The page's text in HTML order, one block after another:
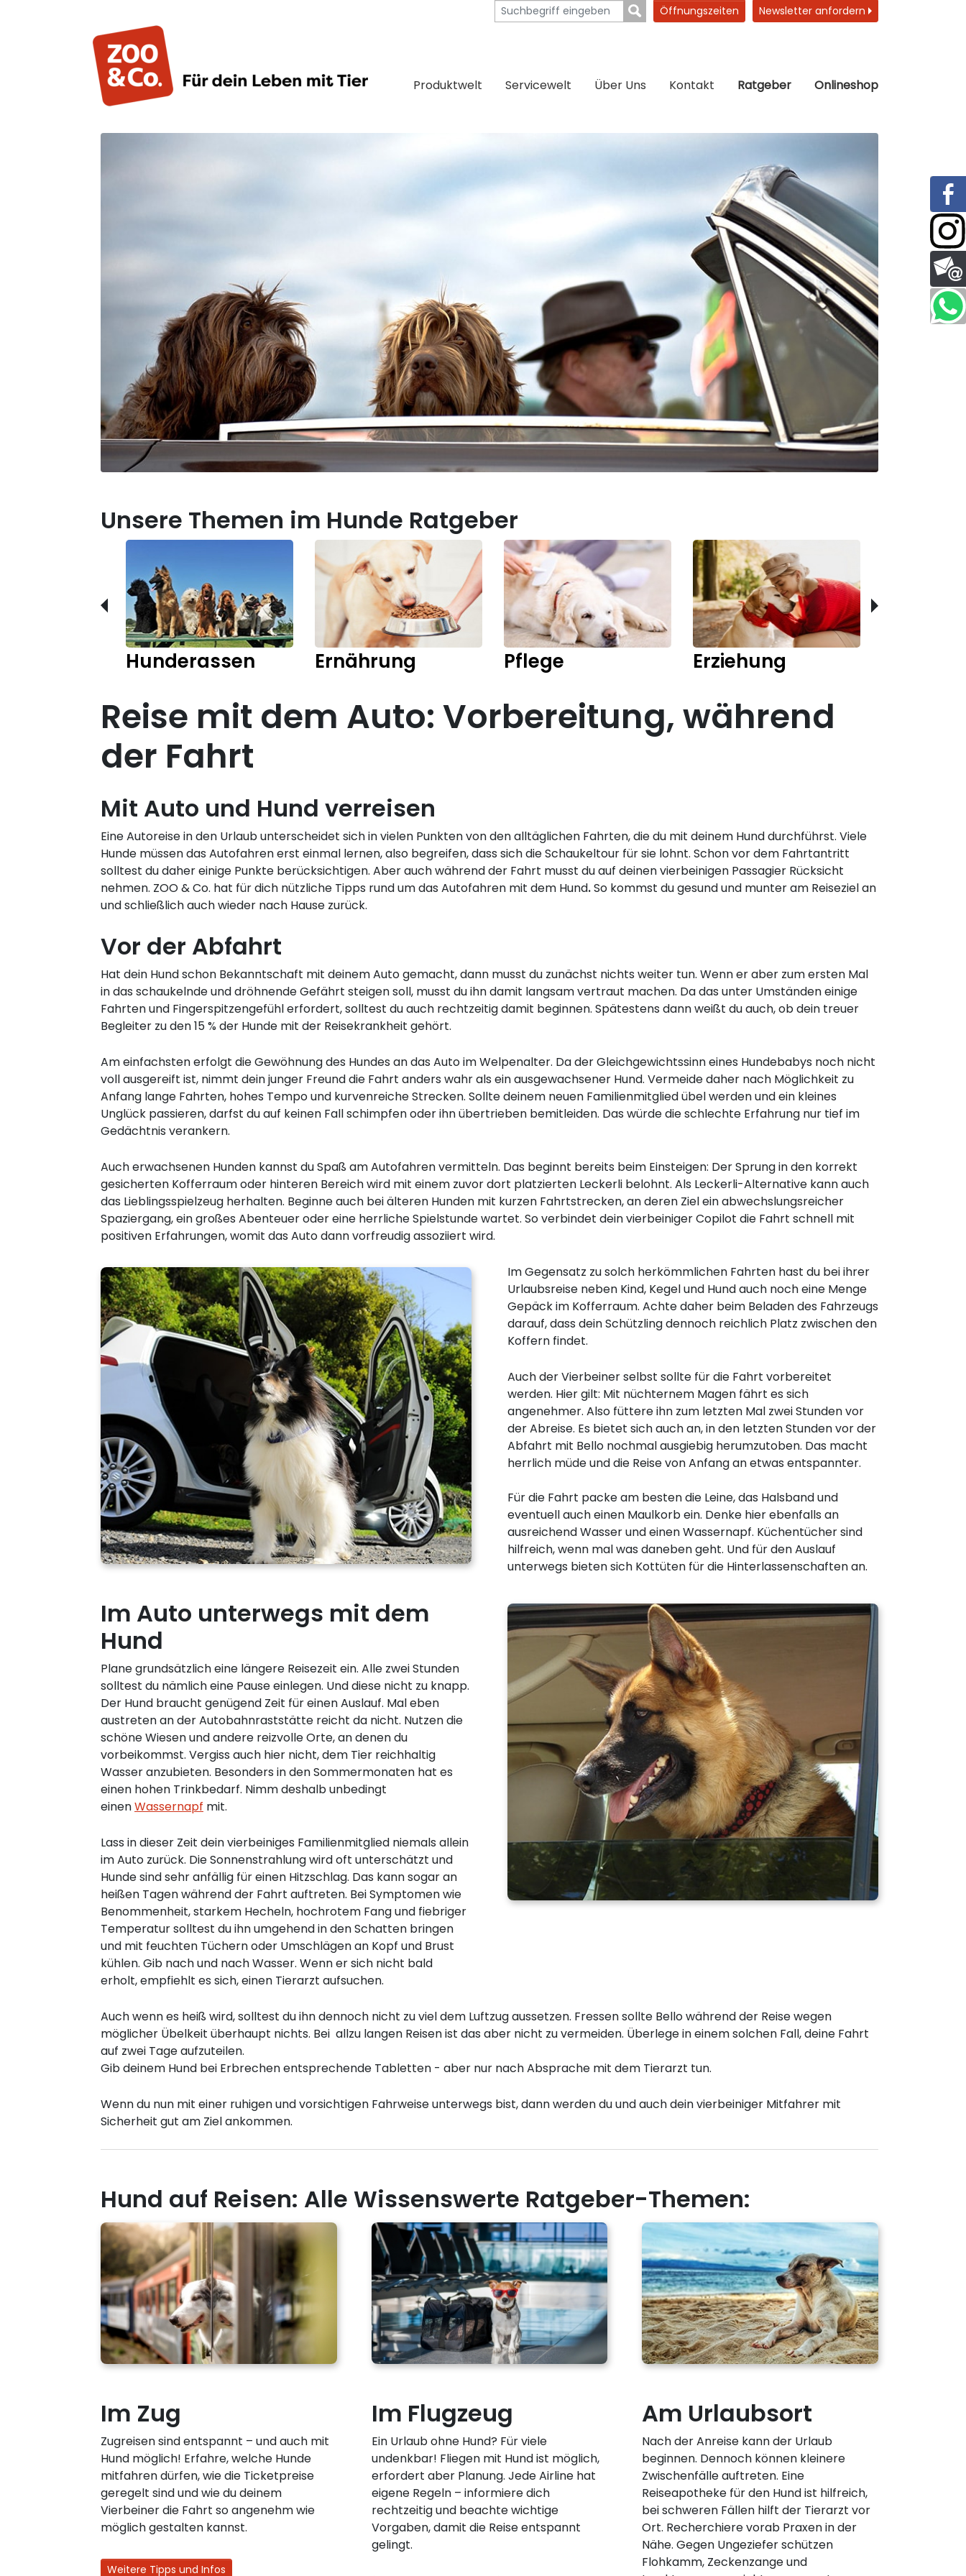
Öffnungszeiten Newsletter anfordern
Produktwelt Servicewelt Über Uns Kontakt Ratgeber Onlineshop
Unsere Themen im Hunde Ratgeber
Hunderassen Ernährung Pflege Erziehung
Reise mit dem Auto: Vorbereitung, während
der Fahrt
Mit Auto und Hund verreisen
Eine Autoreise in den Urlaub unterscheidet sich in vielen Punkten von den alltäglichen Fahrten, die du mit deinem Hund durchführst. Viele
Hunde müssen das Autofahren erst einmal lernen, also begreifen, dass sich die Schaukeltour für sie lohnt. Schon vor dem Fahrtantritt
solltest du daher einige Punkte berücksichtigen. Aber auch während der Fahrt musst du auf deinen vierbeinigen Passagier Rücksicht
nehmen. ZOO & Co. hat für dich nützliche Tipps rund um das Autofahren mit dem Hund.So kommst du gesund und munter am Reiseziel an
und schließlich auch wieder nach Hause zurück.
Vor der Abfahrt
Hat dein Hund schon Bekanntschaft mit deinem Auto gemacht, dann musst du zunächst nichts weiter tun. Wenn er aber zum ersten Mal
in das schaukelnde und dröhnende Gefährt steigen soll, musst du ihn damit langsam vertraut machen. Da das unter Umständen einige
Fahrten und Fingerspitzengefühl erfordert, solltest du auch rechtzeitig damit beginnen. Spätestens dann weißt du auch, ob dein treuer
Begleiter zu den 15 % der Hunde mit der Reisekrankheit gehört.
Am einfachsten erfolgt die Gewöhnung des Hundes an das Auto im Welpenalter. Da der Gleichgewichtssinn eines Hundebabys noch nicht
voll ausgereift ist, nimmt dein junger Freund die Fahrt anders wahr als ein ausgewachsener Hund. Vermeide daher nach Möglichkeit zu
Anfang lange Fahrten, hohes Tempo und kurvenreiche Strecken. Sollte deinem neuen Familienmitglied übel werden und ein kleines
Unglück passieren, darfst du auf keinen Fall schimpfen oder ihn übertrieben bemitleiden. Das würde die schlechte Erfahrung nur tief im
Gedächtnis verankern.
Auch erwachsenen Hunden kannst du Spaß am Autofahren vermitteln. Das beginnt bereits beim Einsteigen: Der Sprung in den korrekt
gesicherten Kofferraum oder hinteren Bereich wird mit einem zuvor dort platzierten Leckerli belohnt. Als Leckerli-Alternative kann auch
das Lieblingsspielzeug herhalten. Beginne auch bei älteren Hunden mit kurzen Fahrtstrecken, an deren Ziel ein abwechslungsreicher
Spaziergang, ein großes Abenteuer oder eine herrliche Spielstunde wartet. So verbindet dein vierbeiniger Copilot die Fahrt schnell mit
positiven Erfahrungen, womit das Auto dann vorfreudig assoziiert wird.
Im Gegensatz zu solch herkömmlichen Fahrten hast du bei ihrer
Urlaubsreise neben Kind, Kegel und Hund auch noch eine Menge
Gepäck im Kofferraum. Achte daher beim Beladen des Fahrzeugs
darauf, dass dein Schützling dennoch reichlich Platz zwischen den
Koffern findet.
Auch der Vierbeiner selbst sollte für die Fahrt vorbereitet
werden. Hier gilt: Mit nüchternem Magen fährt es sich
angenehmer. Also füttere ihn zum letzten Mal zwei Stunden vor
der Abreise. Es bietet sich auch an, in den letzten Stunden vor der
Abfahrt mit Bello nochmal ausgiebig herumzutoben. Das macht
herrlich müde und die Reise von Anfang an etwas entspannter.
Für die Fahrt packe am besten die Leine, das Halsband und
eventuell auch einen Maulkorb ein. Denke hier ebenfalls an
ausreichend Wasser und einen Wassernapf. Küchentücher sind
hilfreich, wenn mal was daneben geht. Und für den Auslauf
unterwegs bieten sich Kottüten für die Hinterlassenschaften an.
Im Auto unterwegs mit dem
Hund
Plane grundsätzlich eine längere Reisezeit ein. Alle zwei Stunden
solltest du nämlich eine Pause einlegen. Und diese nicht zu knapp.
Der Hund braucht genügend Zeit für einen Auslauf. Mal eben
austreten an der Autobahnraststätte reicht da nicht. Nutzen die
schöne Wiesen und andere reizvolle Orte, an denen du
vorbeikommst. Vergiss auch hier nicht, dem Tier reichhaltig
Wasser anzubieten. Besonders in den Sommermonaten hat es
einen hohen Trinkbedarf. Nimm deshalb unbedingt
einenWassernapf mit.
Lass in dieser Zeit dein vierbeiniges Familienmitglied niemals allein
im Auto zurück. Die Sonnenstrahlung wird oft unterschätzt und
Hunde sind sehr anfällig für einen Hitzschlag. Das kann sogar an
heißen Tagen während der Fahrt auftreten. Bei Symptomen wie
Benommenheit, starkem Hecheln, hochrotem Fang und fiebriger
Temperatur solltest du ihn umgehend in den Schatten bringen
und mit feuchten Tüchern oder Umschlägen an Kopf und Brust
kühlen. Gib nach und nach Wasser. Wenn er sich nicht bald
erholt, empfiehlt es sich, einen Tierarzt aufsuchen.
Auch wenn es heiß wird, solltest du ihn dennoch nicht zu viel dem Luftzug aussetzen. Fressen sollte Bello während der Reise wegen
möglicher Übelkeit überhaupt nichts. Bei allzu langen Reisen ist das aber nicht zu vermeiden. Überlege in einem solchen Fall, deine Fahrt
auf zwei Tage aufzuteilen.
Gib deinem Hund bei Erbrechen entsprechende Tabletten - aber nur nach Absprache mit dem Tierarzt tun.
Wenn du nun mit einer ruhigen und vorsichtigen Fahrweise unterwegs bist, dann werden du und auch dein vierbeiniger Mitfahrer mit
Sicherheit gut am Ziel ankommen.
Hund auf Reisen: Alle Wissenswerte Ratgeber-Themen:
Im Zug
Zugreisen sind entspannt – und auch mit
Hund möglich! Erfahre, welche Hunde
mitfahren dürfen, wie die Ticketpreise
geregelt sind und wie du deinem
Vierbeiner die Fahrt so angenehm wie
möglich gestalten kannst.
Weitere Tipps und Infos
Im Flugzeug
Ein Urlaub ohne Hund? Für viele
undenkbar! Fliegen mit Hund ist möglich,
erfordert aber Planung. Jede Airline hat
eigene Regeln – informiere dich
rechtzeitig und beachte wichtige
Vorgaben, damit die Reise entspannt
gelingt.
Am Urlaubsort
Nach der Anreise kann der Urlaub
beginnen. Dennoch können kleinere
Zwischenfälle auftreten. Eine
Reiseapotheke für den Hund ist hilfreich,
bei schweren Fällen hilft der Tierarzt vor
Ort. Recherchiere vorab Praxen in der
Nähe. Gegen Ungeziefer schützen
Flohkamm, Zeckenzange und